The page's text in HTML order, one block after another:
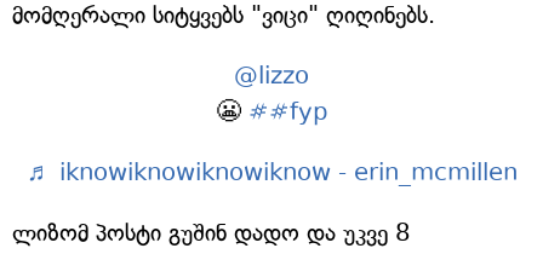
მომღერალი სიტყვებს "ვიცი" ღიღინებს.
@lizzo
😬 ##fyp
♬ iknowiknowiknowiknow - erin_mcmillen
ლიზომ პოსტი გუშინ დადო და უკვე 8